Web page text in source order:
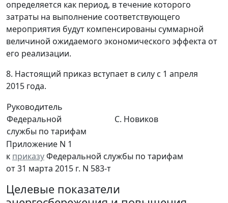
определяется как период, в течение которого
затраты на выполнение соответствующего
мероприятия будут компенсированы суммарной
величиной ожидаемого экономического эффекта от
его реализации.
8. Настоящий приказ вступает в силу с 1 апреля
2015 года.
Руководитель
Федеральной
службы по тарифам
С. Новиков
Приложение N 1
к приказуФедеральной службы по тарифам
от 31 марта 2015 г. N 583-т
Целевые показатели